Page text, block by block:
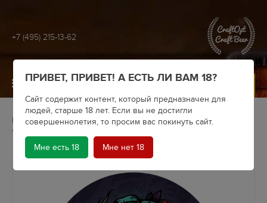
+7 (495) 215-13-62
МЕНЮ
Главная Крафтовое пиво
Пивоварни
ПРИВЕТ, ПРИВЕТ! А ЕСТЬ ЛИ ВАМ 18?
Сайт содержит контент, который предназначен для
людей, старше 18 лет. Если вы не достигли
совершеннолетия, то просим вас покинуть сайт.
Мне есть 18 Мне нет 18